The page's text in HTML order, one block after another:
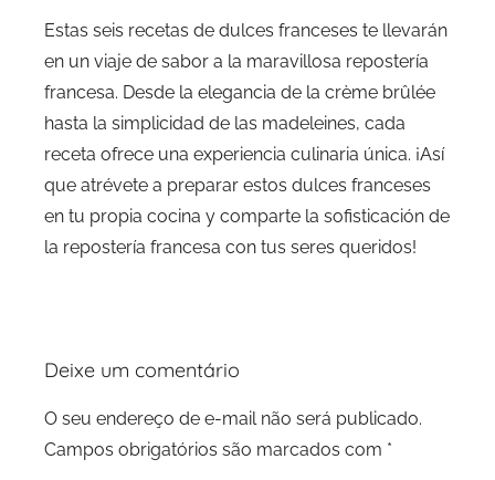
Estas seis recetas de dulces franceses te llevarán
en un viaje de sabor a la maravillosa repostería
francesa. Desde la elegancia de la crème brûlée
hasta la simplicidad de las madeleines, cada
receta ofrece una experiencia culinaria única. ¡Así
que atrévete a preparar estos dulces franceses
en tu propia cocina y comparte la sofisticación de
la repostería francesa con tus seres queridos!
Deixe um comentário
O seu endereço de e-mail não será publicado.
Campos obrigatórios são marcados com *